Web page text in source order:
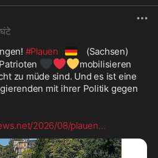
#Plauen 🇩🇪
(Sachsen)
🖤❤️💛mobilisieren
zu müde sind. Und es ist eine
mit ihrer Politik gegen
2026/08/plauen...